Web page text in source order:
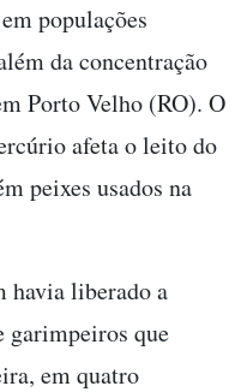
populações
da concentração
Porto Velho (RO). O
afeta o leito do
peixes usados na
havia liberado a
garimpeiros que
em quatro